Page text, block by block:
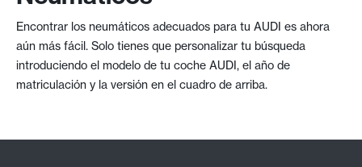
Encontrar los neumáticos adecuados para tu AUDI es ahora
aún más fácil. Solo tienes que personalizar tu búsqueda
introduciendo el modelo de tu coche AUDI, el año de
matriculación y la versión en el cuadro de arriba.